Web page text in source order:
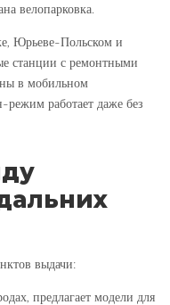
велопарковка.
Юрьеве-Польском и
станции с ремонтными
в мобильном
работает даже без
выдачи:
предлагает модели для